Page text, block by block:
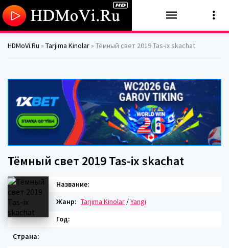
HDMoVi.Ru » Tarjima Kinolar » Тёмный свет 2019 Tas-ix skachat
Тёмный свет 2019 Tas-ix skachat
Название:
Жанр: Tarjima Kinolar /Yangi
Год:
Страна: